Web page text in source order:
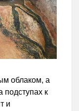
облаком, а
подступах к
и